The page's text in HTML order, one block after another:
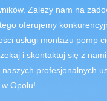
Zależy nam na
oferujemy
usługi montażu pomp
i skontaktuj się z
profesjonalnych
w Opolu!